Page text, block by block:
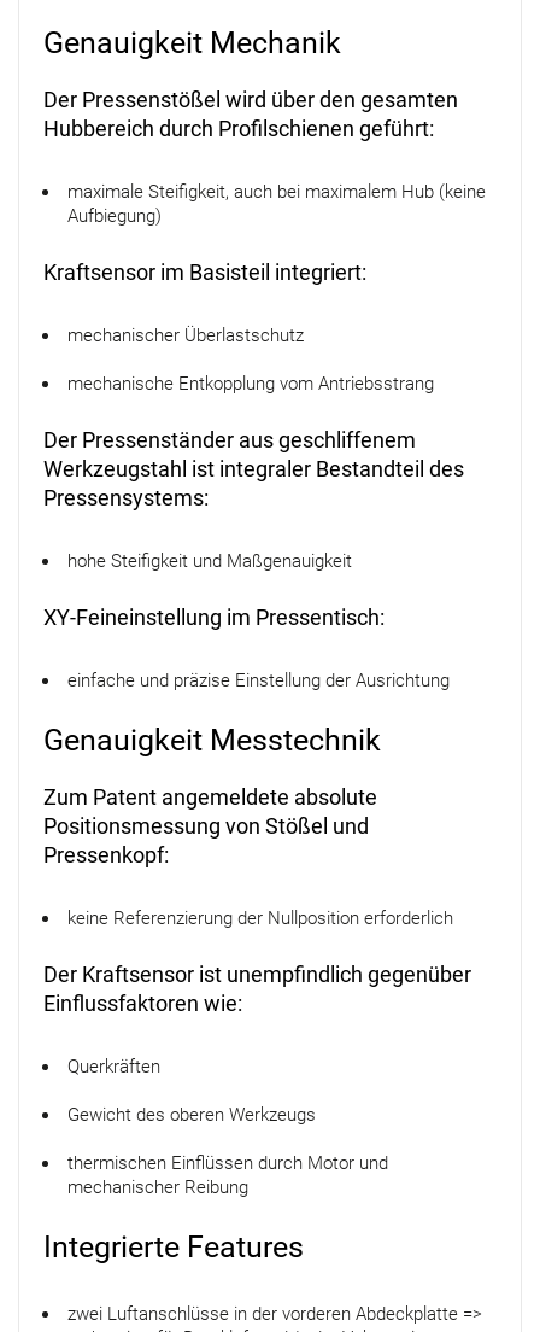
Genauigkeit Mechanik
Der Pressenstößel wird über den gesamten
Hubbereich durch Profil­schienen geführt:
maximale Steifigkeit, auch bei maximalem Hub (keine
Aufbiegung)
Kraftsensor im Basisteil integriert:
mechanischer Überlastschutz
mechanische Entkopplung vom Antriebsstrang
Der Pressenständer aus geschliffenem
Werkzeugstahl ist inte­graler Bestandteil des
Pressensystems:
hohe Steifigkeit und Maßgenauigkeit
XY-Feineinstellung im Pressentisch:
einfache und präzise Einstellung der Ausrichtung
Genauigkeit Messtechnik
Zum Patent angemeldete absolute
Positionsmessung von Stößel und
Pressenkopf:
keine Referenzierung der Nullposition erforderlich
Der Kraftsensor ist unempfindlich gegenüber
Einflussfaktoren wie:
Querkräften
Gewicht des oberen Werkzeugs
thermischen Einflüssen durch Motor und
mechanischer Reibung
Integrierte Features
zwei Luftanschlüsse in der vorderen Abdeckplatte =>